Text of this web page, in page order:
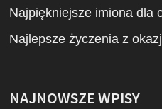
Najpiękniejsze imiona dla
Najlepsze życzenia z
NAJNOWSZE WPISY